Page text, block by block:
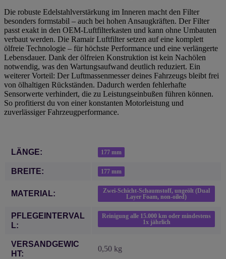
Die robuste Edelstahlverstärkung im Inneren macht den Filter
besonders formstabil – auch bei hohen Ansaugkräften. Der Filter
passt exakt in den OEM-Luftfilterkasten und kann ohne Umbauten
verbaut werden. Die Ramair Luftfilter setzen auf eine komplett
ölfreie Technologie – für höchste Performance und eine verlängerte
Lebensdauer. Dank der ölfreien Konstruktion ist kein Nachölen
notwendig, was den Wartungsaufwand deutlich reduziert. Ein
weiterer Vorteil: Der Luftmassenmesser deines Fahrzeugs bleibt frei
von ölhaltigen Rückständen. Dadurch werden fehlerhafte
Sensorwerte verhindert, die zu Leistungseinbußen führen können.
So profitierst du von einer konstanten Motorleistung und
zuverlässiger Fahrzeugperformance.
Produkteigenschaft
Wert
LÄNGE: 177 mm
BREITE: 177 mm
MATERIAL:
Zwei-Schicht-Schaumstoff, ungeölt (Dual
Layer Foam, non-oiled)
PFLEGEINTERVAL
L:
Reinigung alle 15.000 km oder mindestens
1x jährlich
VERSANDGEWIC
HT:
0,50 kg